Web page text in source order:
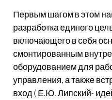
Первым шагом в этом
разработка единого
включающего в себя
смонтированным
оборудованием для
управления, а также
вход ( Е.Ю. Липский-